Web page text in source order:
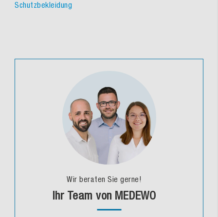
Schutzbekleidung
Wir beraten Sie gerne!
Ihr Team von MEDEWO